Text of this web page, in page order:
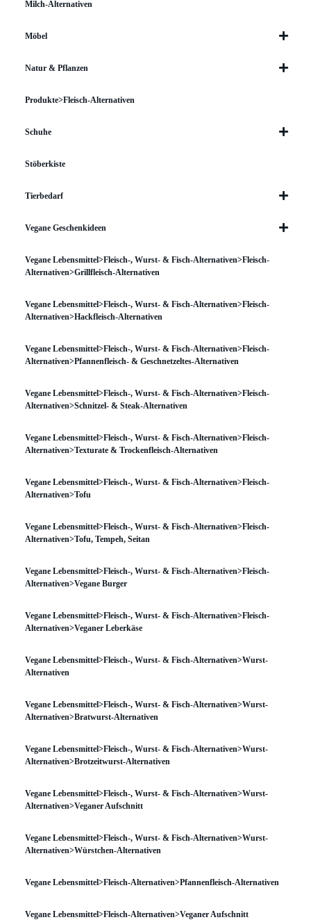
Milch-Alternativen
Möbel
Natur & Pflanzen
Produkte>Fleisch-Alternativen
Schuhe
Stöberkiste
Tierbedarf
Vegane Geschenkideen
Vegane Lebensmittel>Fleisch-, Wurst- & Fisch-Alternativen>Fleisch-
Alternativen>Grillfleisch-Alternativen
Vegane Lebensmittel>Fleisch-, Wurst- & Fisch-Alternativen>Fleisch-
Alternativen>Hackfleisch-Alternativen
Vegane Lebensmittel>Fleisch-, Wurst- & Fisch-Alternativen>Fleisch-
Alternativen>Pfannenfleisch- & Geschnetzeltes-Alternativen
Vegane Lebensmittel>Fleisch-, Wurst- & Fisch-Alternativen>Fleisch-
Alternativen>Schnitzel- & Steak-Alternativen
Vegane Lebensmittel>Fleisch-, Wurst- & Fisch-Alternativen>Fleisch-
Alternativen>Texturate & Trockenfleisch-Alternativen
Vegane Lebensmittel>Fleisch-, Wurst- & Fisch-Alternativen>Fleisch-
Alternativen>Tofu
Vegane Lebensmittel>Fleisch-, Wurst- & Fisch-Alternativen>Fleisch-
Alternativen>Tofu, Tempeh, Seitan
Vegane Lebensmittel>Fleisch-, Wurst- & Fisch-Alternativen>Fleisch-
Alternativen>Vegane Burger
Vegane Lebensmittel>Fleisch-, Wurst- & Fisch-Alternativen>Fleisch-
Alternativen>Veganer Leberkäse
Vegane Lebensmittel>Fleisch-, Wurst- & Fisch-Alternativen>Wurst-
Alternativen
Vegane Lebensmittel>Fleisch-, Wurst- & Fisch-Alternativen>Wurst-
Alternativen>Bratwurst-Alternativen
Vegane Lebensmittel>Fleisch-, Wurst- & Fisch-Alternativen>Wurst-
Alternativen>Brotzeitwurst-Alternativen
Vegane Lebensmittel>Fleisch-, Wurst- & Fisch-Alternativen>Wurst-
Alternativen>Veganer Aufschnitt
Vegane Lebensmittel>Fleisch-, Wurst- & Fisch-Alternativen>Wurst-
Alternativen>Würstchen-Alternativen
Vegane Lebensmittel>Fleisch-Alternativen>Pfannenfleisch-Alternativen
Vegane Lebensmittel>Fleisch-Alternativen>Veganer Aufschnitt